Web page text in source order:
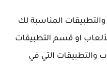
المناسبة لك
او قسم التطبيقات
والتطبيقات التي في